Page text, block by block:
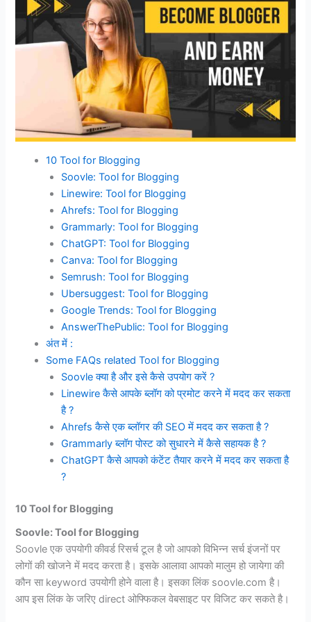
10 Tool for Blogging
Soovle: Tool for Blogging
Linewire: Tool for Blogging
Ahrefs: Tool for Blogging
Grammarly: Tool for Blogging
ChatGPT: Tool for Blogging
Canva: Tool for Blogging
Semrush: Tool for Blogging
Ubersuggest: Tool for Blogging
Google Trends: Tool for Blogging
AnswerThePublic: Tool for Blogging
अंत में :
Some FAQs related Tool for Blogging
Soovle क्या है और इसे कैसे उपयोग करें ?
Linewire कैसे आपके ब्लॉग को प्रमोट करने में मदद कर सकता
है ?
Ahrefs कैसे एक ब्लॉगर की SEO में मदद कर सकता है ?
Grammarly ब्लॉग पोस्ट को सुधारने में कैसे सहायक है ?
ChatGPT कैसे आपको कंटेंट तैयार करने में मदद कर सकता है
?
10 Tool for Blogging
Soovle: Tool for Blogging
Soovle एक उपयोगी कीवर्ड रिसर्च टूल है जो आपको विभिन्न सर्च इंजनों पर
लोगों की खोजने में मदद करता है। इसके आलावा आपको मालुम हो जायेगा की
कौन सा keyword उपयोगी होने वाला है। इसका लिंक soovle.com है।
आप इस लिंक के जरिए direct ओफ्फिकल वेबसाइट पर विजिट कर सकते है।